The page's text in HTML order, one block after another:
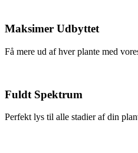
Maksimer Udbyttet
Få mere ud af hver plante med
Fuldt Spektrum
Perfekt lys til alle stadier af din